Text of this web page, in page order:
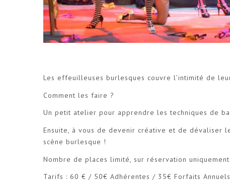
Les effeuilleuses burlesques couvre l’intimité de
Comment les faire ?
Un petit atelier pour apprendre les techniques de
Ensuite, à vous de devenir créative et de dévaliser
scène burlesque !
Nombre de places limité, sur réservation uniquement
Tarifs : 60 € / 50€ Adhérentes / 35€ Forfaits